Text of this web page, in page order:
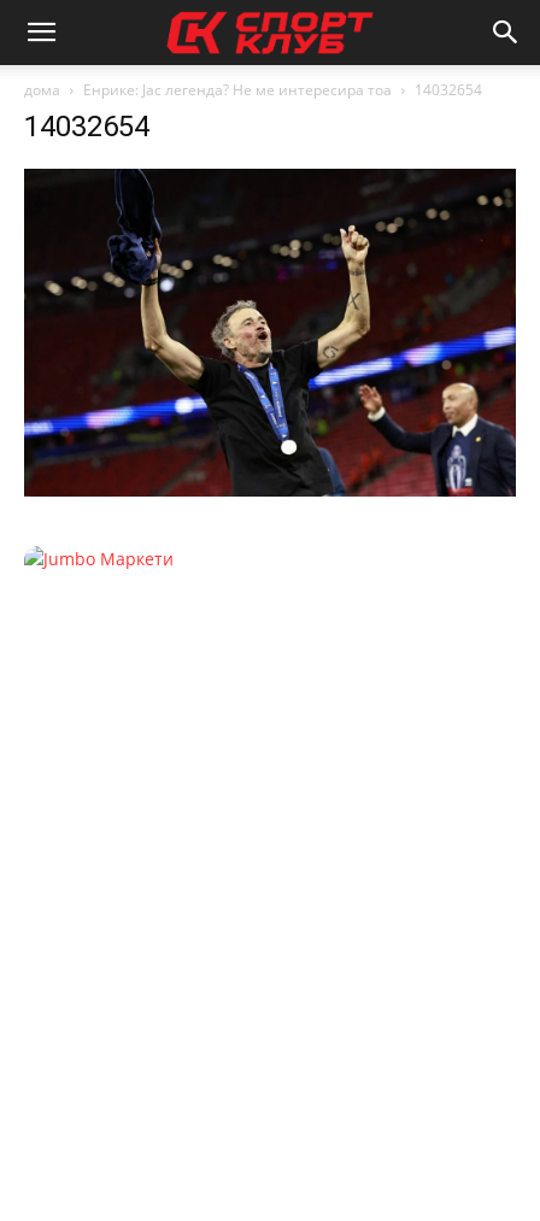
дома Енрике: Јас легенда? Не ме интересира тоа 14032654
14032654